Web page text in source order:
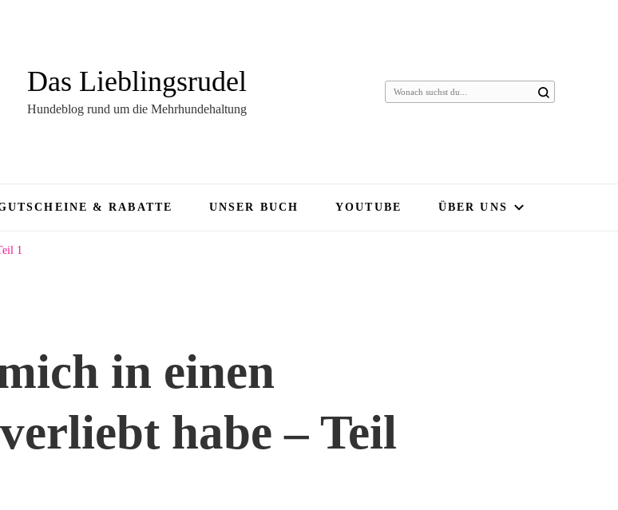
Das Lieblingsrudel
Hundeblog rund um die Mehrhundehaltung
& RABATTE UNSER BUCH YOUTUBE ÜBER UNS
1
in einen
habe – Teil